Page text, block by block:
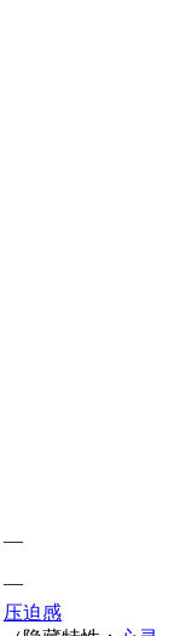
—
—
压迫感